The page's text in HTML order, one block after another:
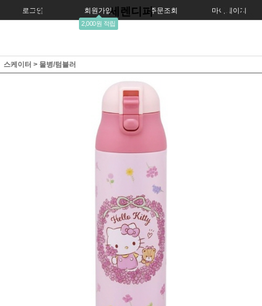
로그인 회원가입
2,000원 적립
주문조회 마이페이지
세렌디퍼
스케이터 > 물병/텀블러